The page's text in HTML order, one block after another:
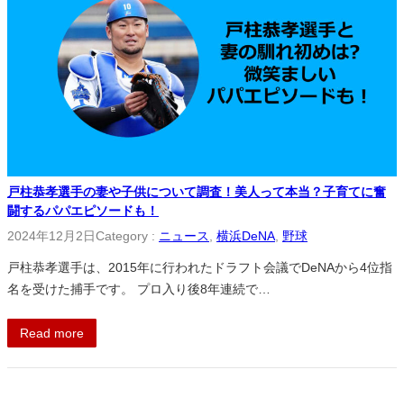
戸柱恭孝選手の妻や子供について調査！美人って本当？子育てに奮
闘するパパエピソードも！
2024年12月2日Category : ニュース 横浜DeNA 野球
戸柱恭孝選手は、2015年に行われたドラフト会議でDeNAから4位指
名を受けた捕手です。 プロ入り後8年連続で…
Read more